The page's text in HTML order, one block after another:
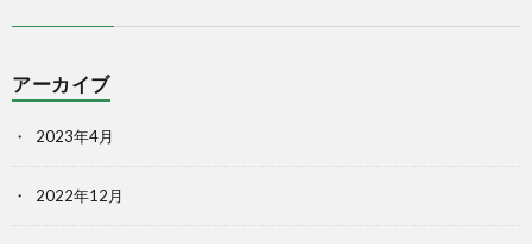
アーカイブ
2023年4月
2022年12月